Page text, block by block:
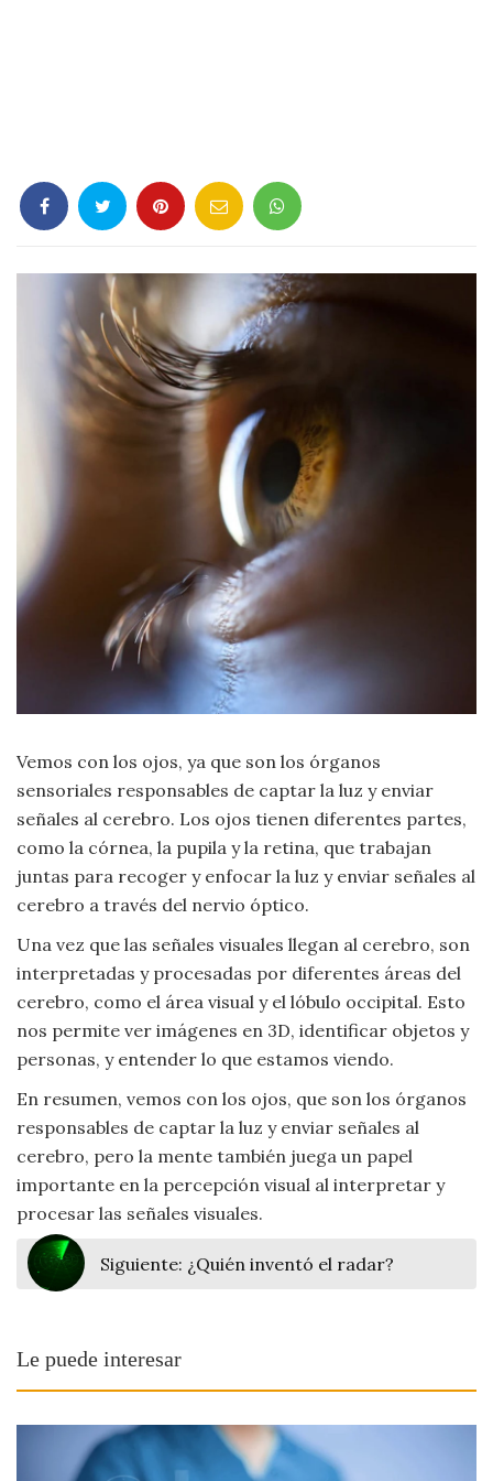
Gastronomía
Historia
Lenguaje
Leyes
y
Tendencias
Naturaleza
Psicología
Salud
Sociología
Tecnología
Universo
Viajar
Vemos con los ojos, ya que son los órganos
sensoriales responsables de captar la luz y enviar
señales al cerebro. Los ojos tienen diferentes partes,
como la córnea, la pupila y la retina, que trabajan
juntas para recoger y enfocar la luz y enviar señales al
cerebro a través del nervio óptico.
Una vez que las señales visuales llegan al cerebro, son
interpretadas y procesadas por diferentes áreas del
cerebro, como el área visual y el lóbulo occipital. Esto
nos permite ver imágenes en 3D, identificar objetos y
personas, y entender lo que estamos viendo.
En resumen, vemos con los ojos, que son los órganos
responsables de captar la luz y enviar señales al
cerebro, pero la mente también juega un papel
importante en la percepción visual al interpretar y
procesar las señales visuales.
Siguiente: ¿Quién inventó el radar?
Le puede interesar